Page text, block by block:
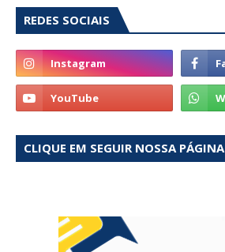
REDES SOCIAIS
CLIQUE EM SEGUIR NOSSA PÁGINA